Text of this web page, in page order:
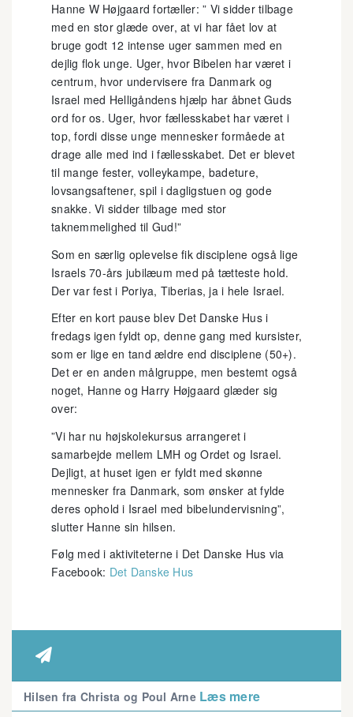
Hanne W Højgaard fortæller: ” Vi sidder tilbage
med en stor glæde over, at vi har fået lov at
bruge godt 12 intense uger sammen med en
dejlig flok unge. Uger, hvor Bibelen har været i
centrum, hvor undervisere fra Danmark og
Israel med Helligåndens hjælp har åbnet Guds
ord for os. Uger, hvor fællesskabet har været i
top, fordi disse unge mennesker formåede at
drage alle med ind i fællesskabet. Det er blevet
til mange fester, volleykampe, badeture,
lovsangsaftener, spil i dagligstuen og gode
snakke. Vi sidder tilbage med stor
taknemmelighed til Gud!”
Som en særlig oplevelse fik disciplene også lige
Israels 70-års jubilæum med på tætteste hold.
Der var fest i Poriya, Tiberias, ja i hele Israel.
Efter en kort pause blev Det Danske Hus i
fredags igen fyldt op, denne gang med kursister,
som er lige en tand ældre end disciplene (50+).
Det er en anden målgruppe, men bestemt også
noget, Hanne og Harry Højgaard glæder sig
over:
”Vi har nu højskolekursus arrangeret i
samarbejde mellem LMH og Ordet og Israel.
Dejligt, at huset igen er fyldt med skønne
mennesker fra Danmark, som ønsker at fylde
deres ophold i Israel med bibelundervisning”,
slutter Hanne sin hilsen.
Følg med i aktiviteterne i Det Danske Hus via
Facebook: Det Danske Hus

Hilsen fra Christa og Poul Arne Læs mere